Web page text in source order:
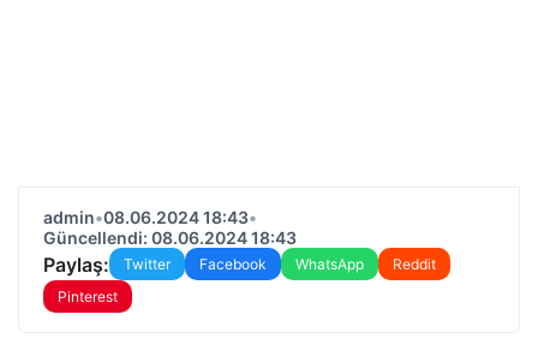
admin•08.06.2024 18:43•
Güncellendi: 08.06.2024 18:43
Paylaş: Twitter Facebook WhatsApp
Reddit
Pinterest